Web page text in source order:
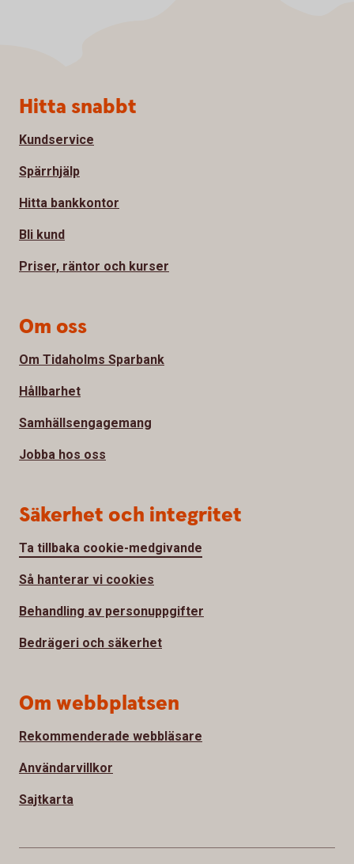
Sidfot
Hitta snabbt
Kundservice
Spärrhjälp
Hitta bankkontor
Bli kund
Priser, räntor och kurser
Om oss
Om Tidaholms Sparbank
Hållbarhet
Samhällsengagemang
Jobba hos oss
Säkerhet och integritet
Ta tillbaka cookie-medgivande
Så hanterar vi cookies
Behandling av personuppgifter
Bedrägeri och säkerhet
Om webbplatsen
Rekommenderade webbläsare
Användarvillkor
Sajtkarta